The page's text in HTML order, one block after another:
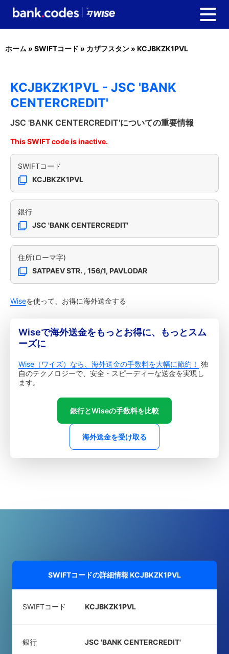
ホーム » SWIFTコード » カザフスタン » KCJBKZK1PVL
KCJBKZK1PVL - JSC 'BANK
CENTERCREDIT'
JSC 'BANK CENTERCREDIT'についての重要情報
This SWIFT code is inactive.
SWIFTコード
KCJBKZK1PVL
銀行
JSC 'BANK CENTERCREDIT'
住所(ローマ字)
SATPAEV STR. , 156/1, PAVLODAR
Wiseを使って、お得に海外送金する
Wiseで海外送金をもっとお得に、もっとスム
ーズに
Wise（ワイズ）なら、海外送金の手数料を大幅に節約！ 独
自のテクノロジーで、安全・スピーディーな送金を実現し
ます。
銀行とWiseの手数料を比較
海外送金を受け取る
SWIFTコードの詳細情報 KCJBKZK1PVL
SWIFTコード KCJBKZK1PVL
銀行 JSC 'BANK CENTERCREDIT'